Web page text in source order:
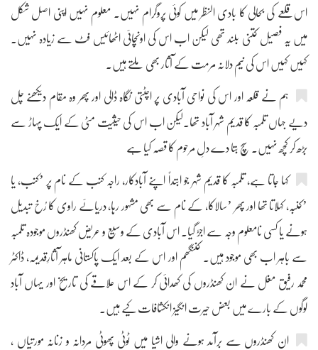
اس قلعے کی بحالی کا بادی النظر میں کوئی پروگرام نہیں۔ معلوم نہیں اپنی اصل شکل
میں یہ فصیل کتنی بلند تھی لیکن اب اس کی اونچائی اٹھائیس فٹ سے زیادہ نہیں۔
کہیں کہیں اس کی نیم دلانہ مرمت کے آثار بھی ملتے ہیں۔
ہم نے قلعہ اور اس کی نواحی آبادی پر اچٹتی نگاہ ڈالی اور پھر وہ مقام دیکھنے چل
دیے جہاں تلمبہ کا قدیم شہر آباد تھا۔لیکن اب اس کی حیثیت مٹی کے ایک پہاڑ سے
بڑھ کر کچھ نہیں۔ سچ بتا دے دلِ مرحوم کا قصہ کیا ہے
کہا جاتا ہے، تلمبہ کا قدیم شہر جو ابتداً اپنے آبادکار، راجہ کنب کے نام پر ’کنب، یا
’کنبہ، کہلاتا تھا اور پھر ’سالاکا، کے نام سے بھی مشہور رہا، دریائے راوی کا رُخ تبدیل
ہونے یا کسی نامعلوم وجہ سے اجڑ گیا۔ اس آبادی کے وسیع و عریض کھنڈروں موجودہ تلمبہ
سے باہر اب بھی موجود ہیں۔ کننگھم اور اس کے بعد ایک پاکستانی ماہر آثارِقدیمہ، ڈاکٹر
محمد رفیق مغل نے ان کھنڈروں کی کھدائی کر کے اس علاقے کی تاریخ اور یہاں آباد
لوگوں کے بارے میں بعض حیرت انگیز انکشافات کیے ہیں۔
ان کھنڈروں سے برآمد ہونے والی اشیا میں ٹوٹی پھوٹی مردانہ و زنانہ مورتیاں ،